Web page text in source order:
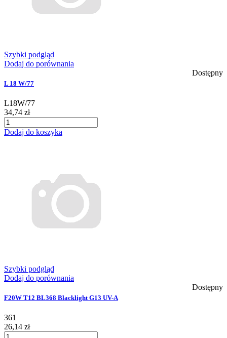
Szybki podgląd
Dodaj do porównania
Dostępny
L 18 W/77
L18W/77
34,74 zł
Dodaj do koszyka
Szybki podgląd
Dodaj do porównania
Dostępny
F20W T12 BL368 Blacklight G13 UV-A
361
26,14 zł